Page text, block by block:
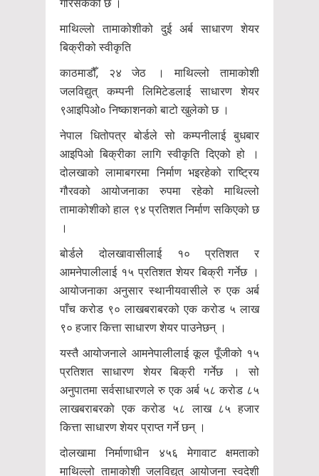
गरिसकेको छ ।
माथिल्लो तामाकोशीको दुई अर्ब साधारण शेयर
बिक्रीको स्वीकृति
काठमाडौँ, २४ जेठ । माथिल्लो तामाकोशी
जलविद्युत् कम्पनी लिमिटेडलाई साधारण शेयर
९आइपिओ० निष्काशनको बाटो खुलेको छ ।
नेपाल धितोपत्र बोर्डले सो कम्पनीलाई बुधबार
आइपिओ बिक्रीका लागि स्वीकृति दिएको हो ।
दोलखाको लामाबगरमा निर्माण भइरहेको राष्ट्रिय
गौरवको आयोजनाका रुपमा रहेको माथिल्लो
तामाकोशीको हाल ९४ प्रतिशत निर्माण सकिएको छ
।
बोर्डले दोलखावासीलाई १० प्रतिशत र
आमनेपालीलाई १५ प्रतिशत शेयर बिक्री गर्नेछ ।
आयोजनाका अनुसार स्थानीयवासीले रु एक अर्ब
पाँच करोड ९० लाखबराबरको एक करोड ५ लाख
९० हजार कित्ता साधारण शेयर पाउनेछन् ।
यस्तै आयोजनाले आमनेपालीलाई कूल पूँजीको १५
प्रतिशत साधारण शेयर बिक्री गर्नेछ । सो
अनुपातमा सर्वसाधारणले रु एक अर्ब ५८ करोड ८५
लाखबराबरको एक करोड ५८ लाख ८५ हजार
कित्ता साधारण शेयर प्राप्त गर्ने छन् ।
दोलखामा निर्माणाधीन ४५६ मेगावाट क्षमताको
माथिल्लो तामाकोशी जलविद्युत् आयोजना स्वदेशी